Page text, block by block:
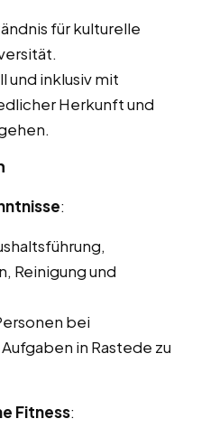
für kulturelle
und inklusiv mit
Herkunft und
:
Reinigung und
bei
in Rastede zu
Fitness: